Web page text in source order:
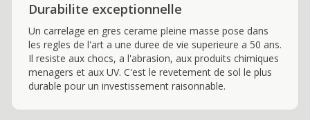
Durabilite exceptionnelle
Un carrelage en gres cerame pleine masse pose dans
les regles de l'art a une duree de vie superieure a 50 ans.
Il resiste aux chocs, a l'abrasion, aux produits chimiques
menagers et aux UV. C'est le revetement de sol le plus
durable pour un investissement raisonnable.